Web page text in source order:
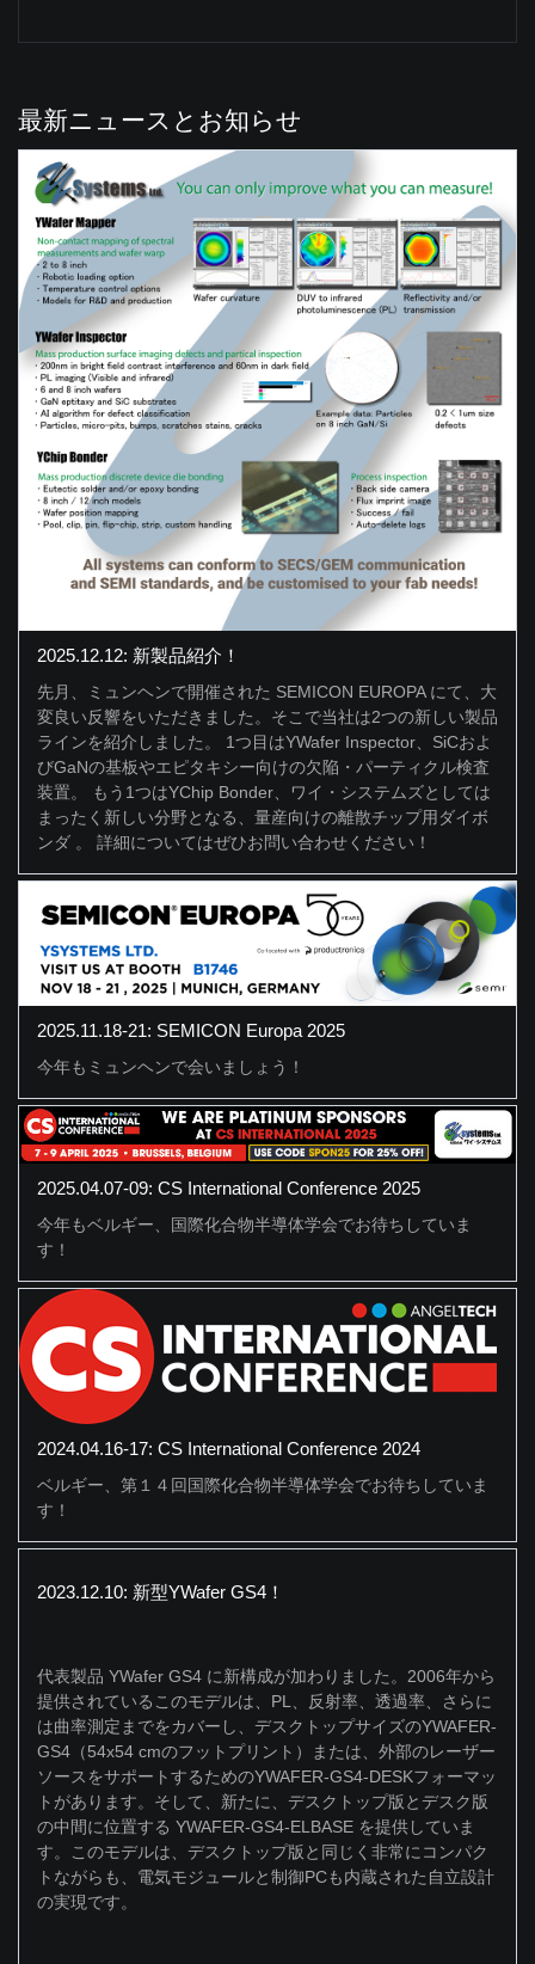
最新ニュースとお知らせ
2025.12.12: 新製品紹介！
先月、ミュンヘンで開催された SEMICON EUROPA にて、大
変良い反響をいただきました。そこで当社は2つの新しい製品
ラインを紹介しました。 1つ目はYWafer Inspector、SiCおよ
びGaNの基板やエピタキシー向けの欠陥・パーティクル検査
装置。 もう1つはYChip Bonder、ワイ・システムズとしては
まったく新しい分野となる、量産向けの離散チップ用ダイボ
ンダ 。 詳細についてはぜひお問い合わせください！
2025.11.18-21: SEMICON Europa 2025
今年もミュンヘンで会いましょう！
2025.04.07-09: CS International Conference 2025
今年もベルギー、国際化合物半導体学会でお待ちしていま
す！
2024.04.16-17: CS International Conference 2024
ベルギー、第１４回国際化合物半導体学会でお待ちしていま
す！
2023.12.10: 新型YWafer GS4！
代表製品 YWafer GS4 に新構成が加わりました。2006年から
提供されているこのモデルは、PL、反射率、透過率、さらに
は曲率測定までをカバーし、デスクトップサイズのYWAFER-
GS4（54x54 cmのフットプリント）または、外部のレーザー
ソースをサポートするためのYWAFER-GS4-DESKフォーマッ
トがあります。そして、新たに、デスクトップ版とデスク版
の中間に位置する YWAFER-GS4-ELBASE を提供していま
す。このモデルは、デスクトップ版と同じく非常にコンパク
トながらも、電気モジュールと制御PCも内蔵された自立設計
の実現です。